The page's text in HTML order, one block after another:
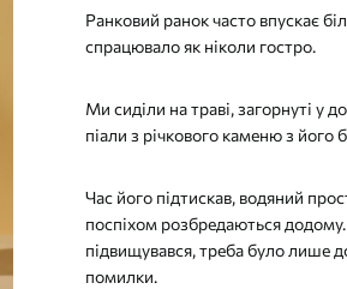
Ранковий ранок часто впускає
спрацювало як ніколи гостро.
Ми сиділи на траві, загорнуті у
піали з річкового каменю з його
Час його підтискав, водяний
поспіхом розбредаються
підвищувався, треба було лише
помилки.